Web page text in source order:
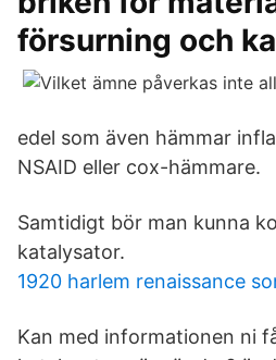
försurning och
edel som även hämmar
NSAID eller cox-hämmare.
Samtidigt bör man kunna
katalysator.
1920 harlem renaissance
Kan med informationen ni